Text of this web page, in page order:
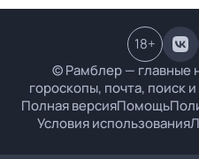
© Рамблер — главные
гороскопы, почта, поиск
Полная версияПомощь
Условия использования
18+